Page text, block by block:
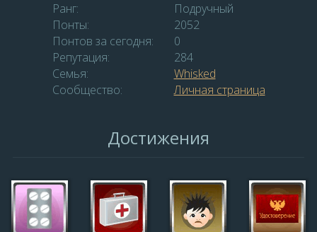
Ранг:
Подручный
Понты:
2052
Понтов за сегодня:
0
Репутация:
284
Семья:
Whisked
Сообщество:
Личная страница
Достижения